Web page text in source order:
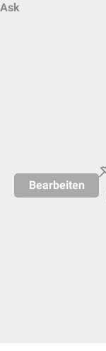
Ask
Bearbeiten